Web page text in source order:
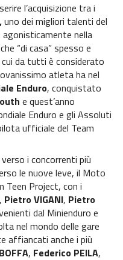
l’acquisizione tra i
uno dei migliori talenti del
nella
“di casa” spesso e
da tutti è considerato
atleta ha nel
Enduro, conquistato
e quest’anno
Enduro e gli Assoluti
ufficiale del Team
i concorrenti più
le nuove leve, il Moto
Teen Project, con i
, Pietro VIGANI, Pietro
dal Minienduro e
nel mondo delle gare
affiancati anche i più
, Federico PEILA,